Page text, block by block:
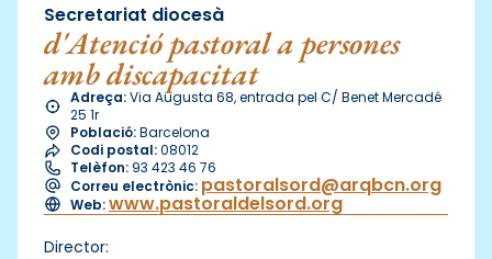
Secretariat diocesà
d'Atenció pastoral a persones
amb discapacitat
Adreça:Via Augusta 68, entrada pel C/ Benet Mercadé
25 1r
Població:Barcelona
Codi postal:08012
Telèfon: 93 423 46 76
Correu electrònic: pastoralsord@arqbcn.org
Web:www.pastoraldelsord.org
Director: